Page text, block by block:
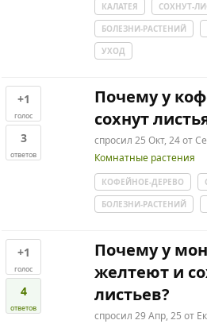
КАЛАТЕЯ
СОХНУТ-
БОЛЕЗНИ-РАСТЕНИЙ
УХОД
+1
голос
3
ответов
Почему у
сохнут
спросил 25 Окт, 24 от
Комнатные растения
КОФЕЙНОЕ-ДЕРЕВО
БОЛЕЗНИ-РАСТЕНИЙ
+1
голос
4
ответов
Почему у
желтеют и
листьев?
спросил 29 Апр, 25 от